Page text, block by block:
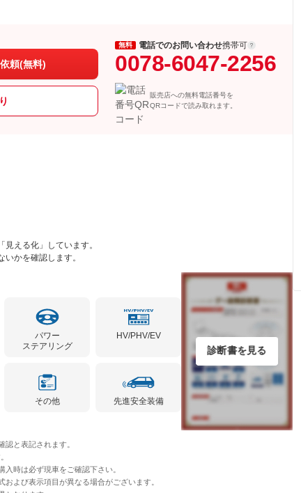
頼(無料)
無料 電話でのお問い合わせ携帯可
0078-6047-2256
販売店への無料電話番号を
QRコードで読み取れます。
える化」しています。
かを確認します。
パワー
ステアリング
HV/PHV/EV
その他 先進安全装備
診断書を見る
と表記されます。
時は必ず現車をご確認下さい。
よび表示項目が異なる場合がございます。